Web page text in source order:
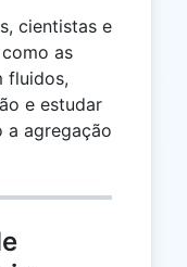
cientistas e
as
fluidos,
e estudar
a agregação